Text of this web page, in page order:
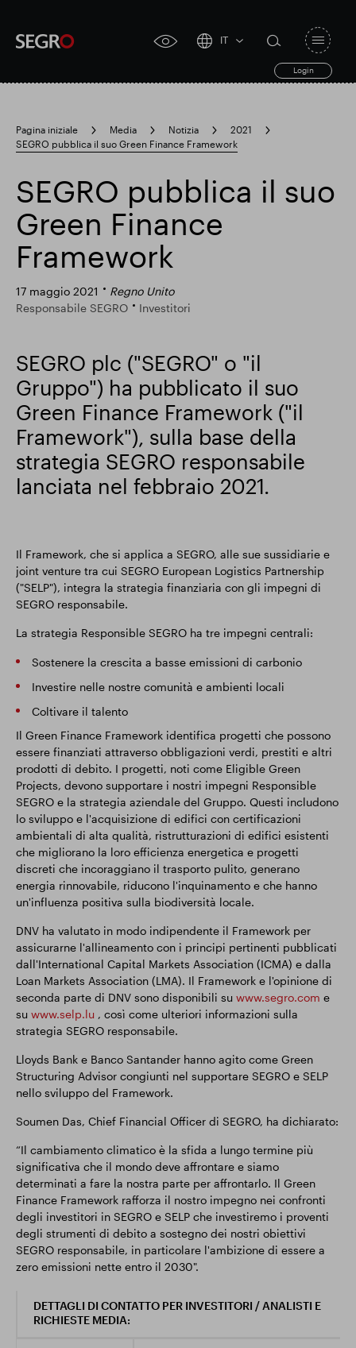
accessibility
IT
Login
search
form
Submit
search
Search
Ricerca popolare
Responsabile SEGRO
Slough proprietà commerciale
Risultati finanziari
Aggiornamento commerciale
toggle
Pagina iniziale Media Notizia
2021
SEGRO pubblica il suo Green Finance Framework
SEGRO pubblica il suo
Green Finance
Framework
17 maggio 2021
Regno Unito
Responsabile SEGRO
Investitori
SEGRO plc ("SEGRO" o "il
Gruppo") ha pubblicato il suo
Green Finance Framework ("il
Framework"), sulla base della
strategia SEGRO responsabile
lanciata nel febbraio 2021.
Il Framework, che si applica a SEGRO, alle sue sussidiarie e
joint venture tra cui SEGRO European Logistics Partnership
("SELP"), integra la strategia finanziaria con gli impegni di
SEGRO responsabile.
La strategia Responsible SEGRO ha tre impegni centrali:
Sostenere la crescita a basse emissioni di carbonio
Investire nelle nostre comunità e ambienti locali
Coltivare il talento
Il Green Finance Framework identifica progetti che possono
essere finanziati attraverso obbligazioni verdi, prestiti e altri
prodotti di debito. I progetti, noti come Eligible Green
Projects, devono supportare i nostri impegni Responsible
SEGRO e la strategia aziendale del Gruppo. Questi includono
lo sviluppo e l'acquisizione di edifici con certificazioni
ambientali di alta qualità, ristrutturazioni di edifici esistenti
che migliorano la loro efficienza energetica e progetti
discreti che incoraggiano il trasporto pulito, generano
energia rinnovabile, riducono l'inquinamento e che hanno
un'influenza positiva sulla biodiversità locale.
DNV ha valutato in modo indipendente il Framework per
assicurarne l'allineamento con i principi pertinenti pubblicati
dall'International Capital Markets Association (ICMA) e dalla
Loan Markets Association (LMA). Il Framework e l'opinione di
seconda parte di DNV sono disponibili su www.segro.com e
su www.selp.lu , così come ulteriori informazioni sulla
strategia SEGRO responsabile.
Lloyds Bank e Banco Santander hanno agito come Green
Structuring Advisor congiunti nel supportare SEGRO e SELP
nello sviluppo del Framework.
Soumen Das, Chief Financial Officer di SEGRO, ha dichiarato:
“Il cambiamento climatico è la sfida a lungo termine più
significativa che il mondo deve affrontare e siamo
determinati a fare la nostra parte per affrontarlo. Il Green
Finance Framework rafforza il nostro impegno nei confronti
degli investitori in SEGRO e SELP che investiremo i proventi
degli strumenti di debito a sostegno dei nostri obiettivi
SEGRO responsabile, in particolare l'ambizione di essere a
zero emissioni nette entro il 2030".
DETTAGLI DI CONTATTO PER INVESTITORI / ANALISTI E
RICHIESTE MEDIA: